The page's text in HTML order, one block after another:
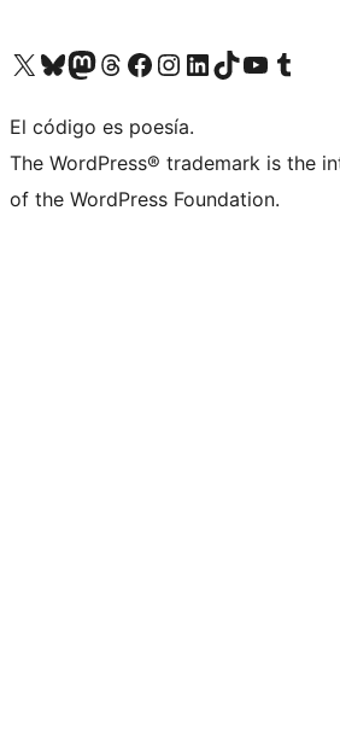
Visita nuestra cuenta de X (anteriormente Twitter)
Visita nuestra cuenta de Bluesky
Visita nuestra cuenta de Mastodon
Visita nuestra cuenta de Threads
Visita nuestra página de Facebook
Visita nuestra cuenta de Instagram
Visita nuestra cuenta de LinkedIn
Visita nuestra cuenta de TikTok
Visita nuestro canal de YouTube
Visita nuestra cuenta de
El código es poesía.
The WordPress® trademark is the
of the WordPress Foundation.